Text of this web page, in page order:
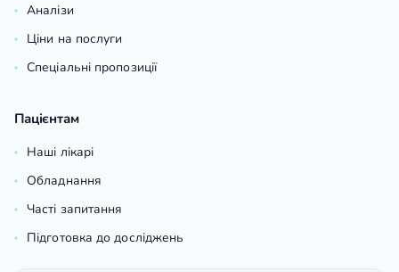
Аналізи
Ціни на послуги
Спеціальні пропозиції
Пацієнтам
Наші лікарі
Обладнання
Часті запитання
Підготовка до досліджень